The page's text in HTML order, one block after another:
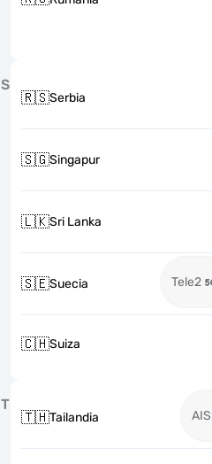
S
🇷🇸Serbia
🇸🇬Singapur
🇱🇰Sri Lanka
🇸🇪Suecia Tele2
🇨🇭Suiza
T
🇹🇭Tailandia AIS